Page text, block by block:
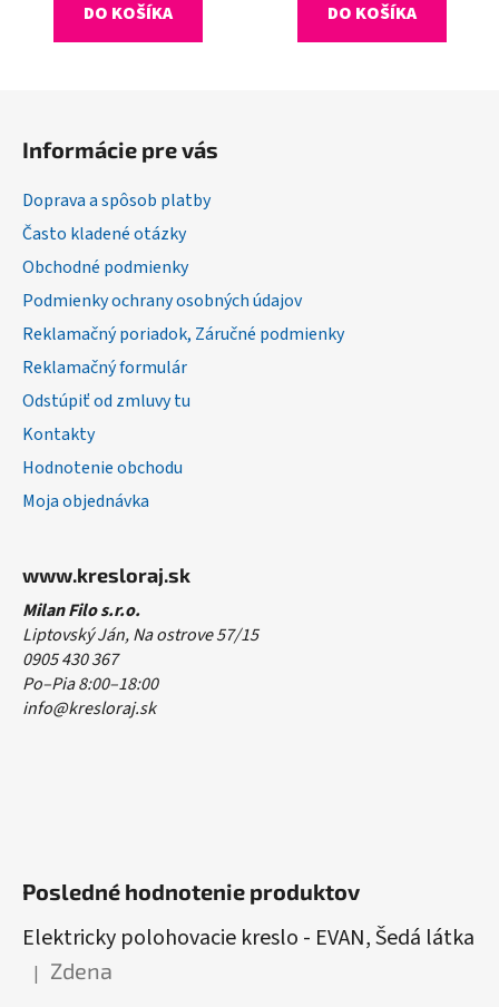
DO KOŠÍKA DO KOŠÍKA
Informácie pre vás
Doprava a spôsob platby
Často kladené otázky
Obchodné podmienky
Podmienky ochrany osobných údajov
Reklamačný poriadok, Záručné podmienky
Reklamačný formulár
Odstúpiť od zmluvy tu
Kontakty
Hodnotenie obchodu
Moja objednávka
www.kresloraj.sk
Milan Filo s.r.o.
Liptovský Ján, Na ostrove 57/15
0905 430 367
Po–Pia 8:00–18:00
info@kresloraj.sk
Posledné hodnotenie produktov
Elektricky polohovacie kreslo - EVAN, Šedá látka
Hodnotenie produktu je 5 z 5 hviezdičiek.
| Zdena